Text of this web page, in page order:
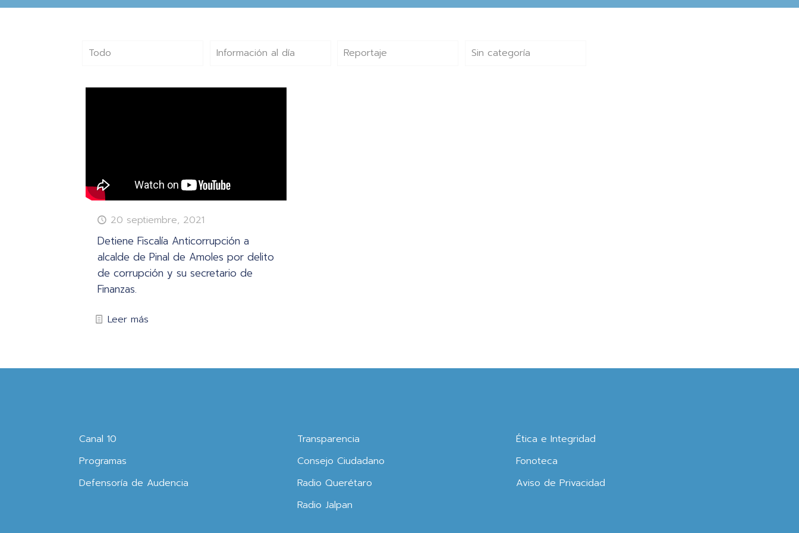
Todo Información al día Reportaje Sin categoría
20 septiembre, 2021
Detiene Fiscalía Anticorrupción a
alcalde de Pinal de Amoles por delito
de corrupción y su secretario de
Finanzas.
Leer más
Canal 10
Programas
Defensoría de Audencia
Transparencia
Consejo Ciudadano
Radio Querétaro
Radio Jalpan
Ética e Integridad
Fonoteca
Aviso de Privacidad